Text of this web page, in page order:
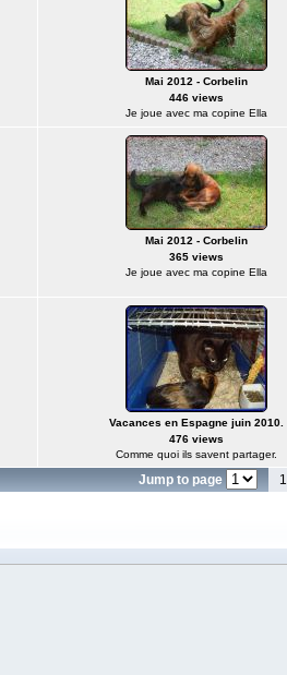
Mai 2012 - Corbelin
446 views
Je joue avec ma copine Ella
Mai 2012 - Corbelin
365 views
Je joue avec ma copine Ella
Vacances en Espagne juin 2010.
476 views
Comme quoi ils savent partager.
Jump to page 1